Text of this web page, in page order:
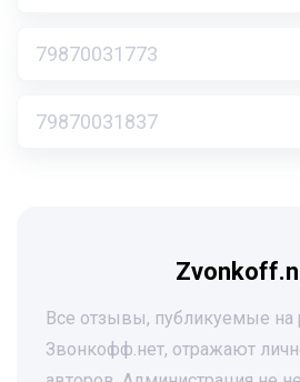
79870031773
79870031837
Все отзывы, публикуемые на
Звонкофф.нет, отражают